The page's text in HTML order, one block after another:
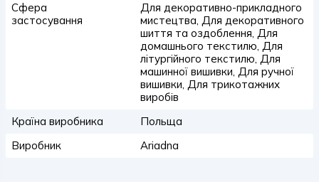
Сфера
застосування
Для декоративно-прикладного
мистецтва, Для декоративного
шиття та оздоблення, Для
домашнього текстилю, Для
літургійного текстилю, Для
машинної вишивки, Для ручної
вишивки, Для трикотажних
виробів
Країна виробника
Польща
Виробник
Ariadna